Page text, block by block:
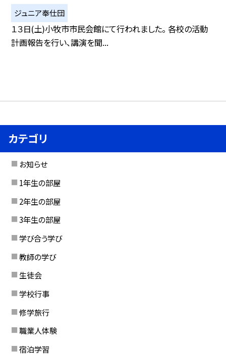
ジュニア奉仕団
１３日(土)小牧市市民会館にて行われました。 各校の活動
計画報告を行い、講演を聞...
カテゴリ
お知らせ
1年生の部屋
2年生の部屋
3年生の部屋
学び合う学び
教師の学び
生徒会
学校行事
修学旅行
職業人体験
宿泊学習